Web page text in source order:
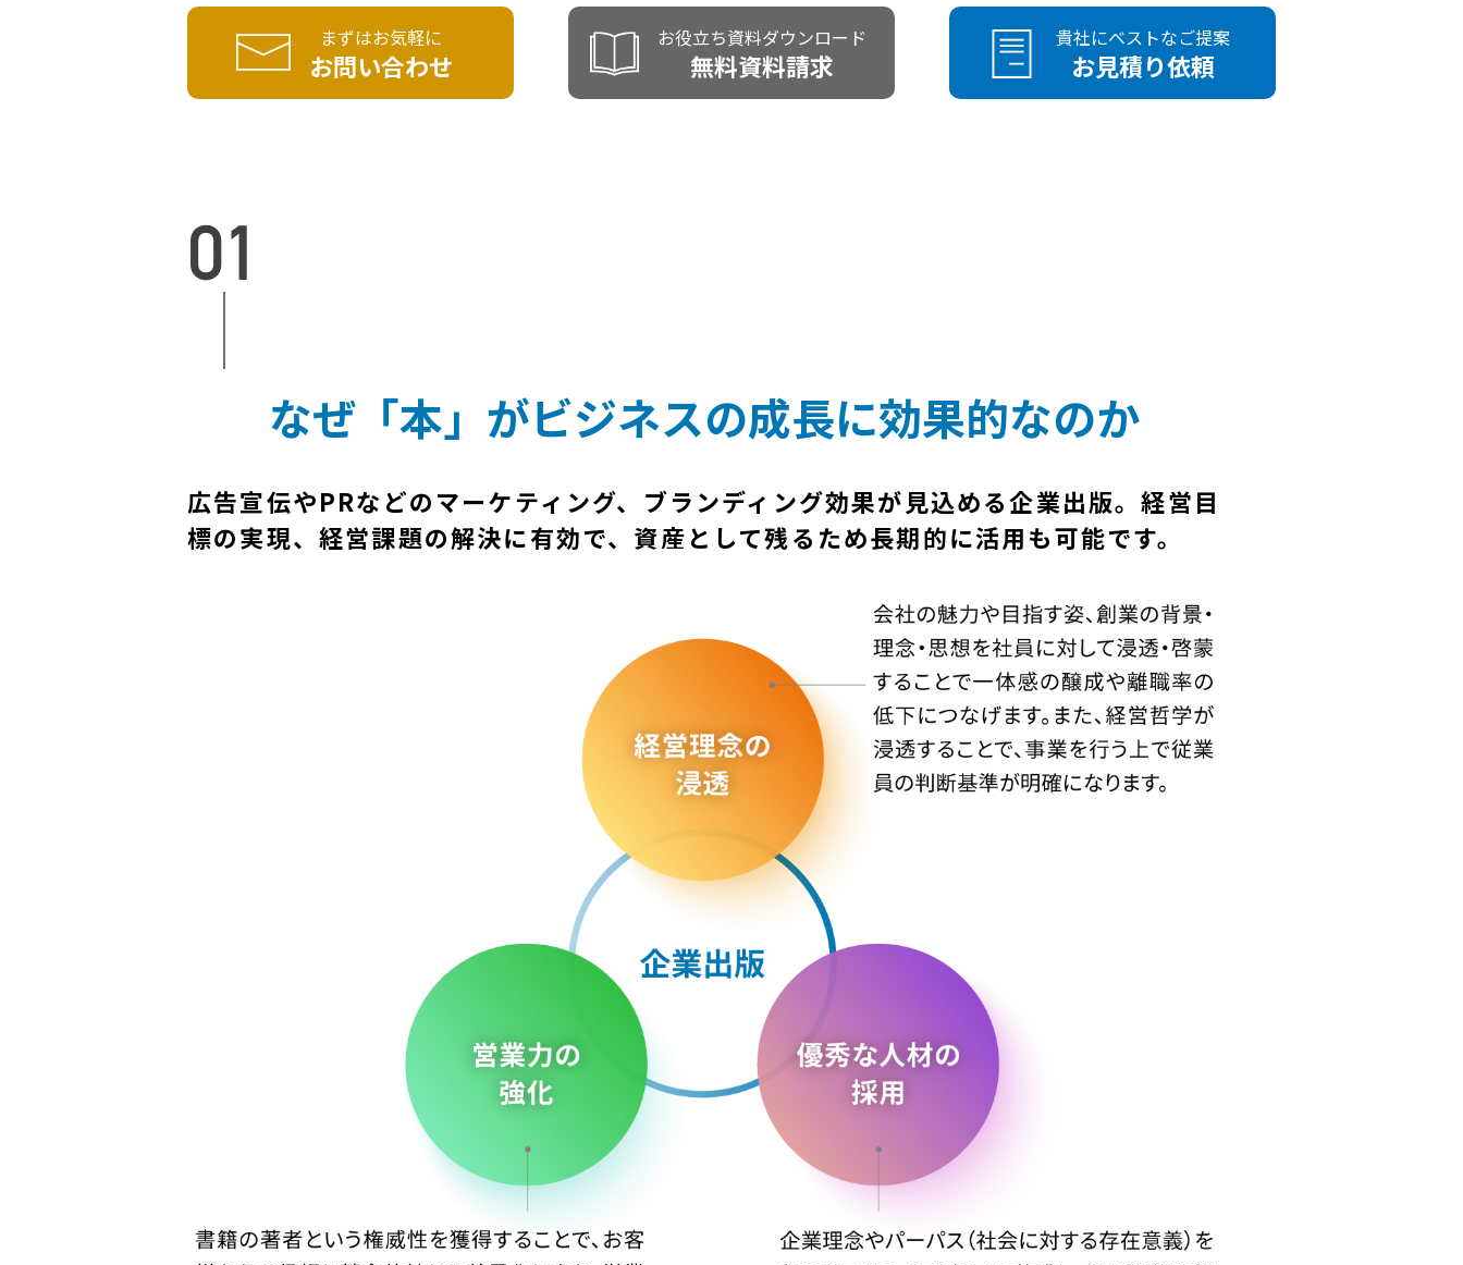
まずはお気軽に
お問い合わせ
お役立ち資料ダウンロード
無料資料請求
貴社にベストなご提案
お見積り依頼
なぜ「本」がビジネスの成長に効果的なのか
広告宣伝やPRなどのマーケティング、ブランディング効果が見込める企業出版。経営目
標の実現、経営課題の解決に有効で、資産として残るため長期的に活用も可能です。